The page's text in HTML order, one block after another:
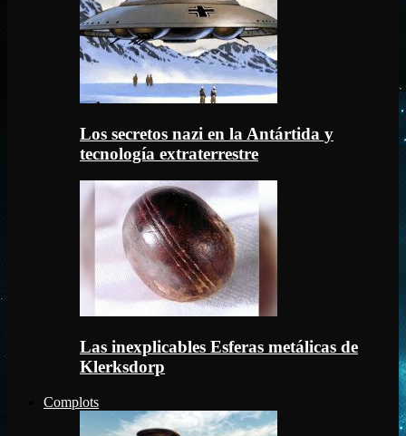
Los secretos nazi en la Antártida y
tecnología extraterrestre
Las inexplicables Esferas metálicas de
Klerksdorp
Complots